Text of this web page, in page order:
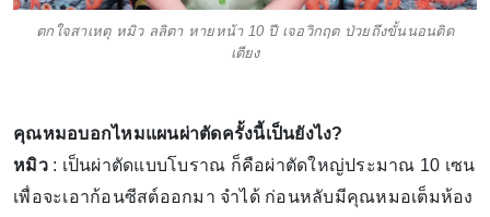
ตกใจสาเหตุ หมิว ลลิตา หายหน้า 10 ปี เจอวิกฤต ป่วยถึงขั้นนอนติด
เตียง
คุณหมอบอกไหมแผนผ่าตัดครั้งนี้เป็นยังไง?
หมิว : เป็นผ่าตัดแบบโบราณ ก็คือผ่าตัดใหญ่ประมาณ 10 เซน
เพื่อจะเอาก้อนซีสต์ออกมา จำได้ ก่อนหลับมีคุณหมอเต็มห้อง